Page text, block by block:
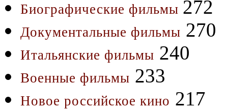
Биографические фильмы 272
Документальные фильмы 270
Итальянские фильмы 240
Военные фильмы 233
Новое российское кино 217